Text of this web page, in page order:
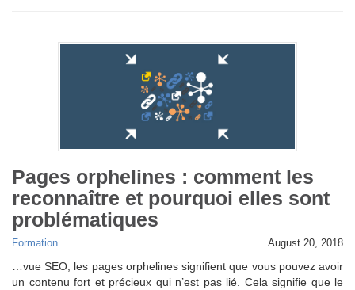
Pages orphelines : comment les
reconnaître et pourquoi elles sont
problématiques
Formation August 20, 2018
…vue SEO, les pages orphelines signifient que vous pouvez avoir
un contenu fort et précieux qui n’est pas lié. Cela signifie que le